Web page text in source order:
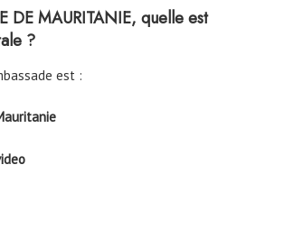
DE MAURITANIE, quelle est
?
est :